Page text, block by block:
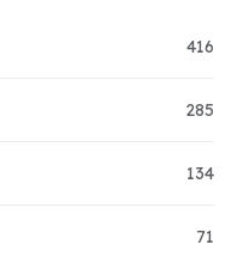
416
285
134
71